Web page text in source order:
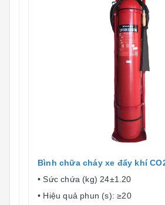
Bình chữa cháy xe đẩy khí
• Sức chứa (kg) 24±1.20
• Hiệu quả phun (s): ≥20